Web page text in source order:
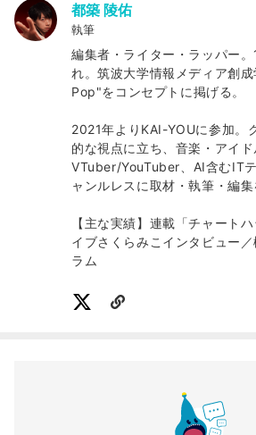
都築 陵佑
執筆
編集者・ライター・ラッパー
れ。筑波大学情報メディア創
Pop"をコンセプトに掲げる。
2021年よりKAI-YOUに参加。
的な視点に立ち、音楽・アイ
VTuber/YouTuber、AI含むIT
ャンルレスに取材・執筆・編集
【主な実績】連載「チャート
イブさくらみこインタビュー
ラム